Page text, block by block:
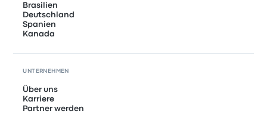
Brasilien
Deutschland
Spanien
Kanada
UNTERNEHMEN
Über uns
Karriere
Partner werden